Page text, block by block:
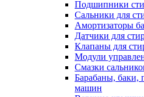
Подшипники
Сальники для
Амортизаторы
Датчики для
Клапаны для
Модули
Смазки
Барабаны, баки,
машин